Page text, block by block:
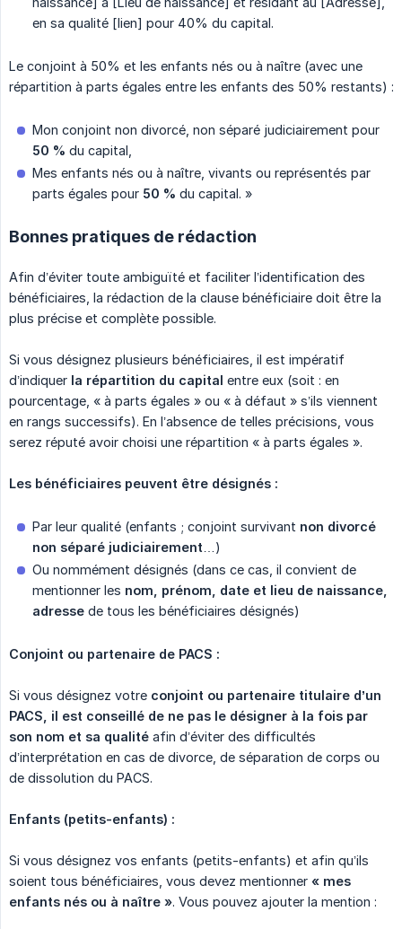
en sa qualité [lien] pour 40% du capital.
Le conjoint à 50% et les enfants nés ou à naître (avec une
répartition à parts égales entre les enfants des 50% restants) :
Mon conjoint non divorcé, non séparé judiciairement pour
50 % du capital,
Mes enfants nés ou à naître, vivants ou représentés par
parts égales pour 50 % du capital. »
Bonnes pratiques de rédaction
Afin d’éviter toute ambiguïté et faciliter l’identification des
bénéficiaires, la rédaction de la clause bénéficiaire doit être la
plus précise et complète possible.
Si vous désignez plusieurs bénéficiaires, il est impératif
d’indiquer la répartition du capital entre eux (soit : en
pourcentage, « à parts égales » ou « à défaut » s’ils viennent
en rangs successifs). En l’absence de telles précisions, vous
serez réputé avoir choisi une répartition « à parts égales ».
Les bénéficiaires peuvent être désignés :
Par leur qualité (enfants ; conjoint survivant non divorcé
non séparé judiciairement …)
Ou nommément désignés (dans ce cas, il convient de
mentionner les nom, prénom, date et lieu de naissance,
adresse de tous les bénéficiaires désignés)
Conjoint ou partenaire de PACS :
Si vous désignez votre conjoint ou partenaire titulaire d’un
PACS, il est conseillé de ne pas le désigner à la fois par
son nom et sa qualité afin d’éviter des difficultés
d’interprétation en cas de divorce, de séparation de corps ou
de dissolution du PACS.
Enfants (petits-enfants) :
Si vous désignez vos enfants (petits-enfants) et afin qu’ils
soient tous bénéficiaires, vous devez mentionner « mes
enfants nés ou à naître ». Vous pouvez ajouter la mention :